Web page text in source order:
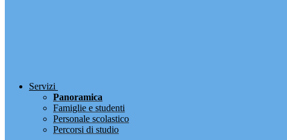
Servizi
Panoramica
Famiglie e studenti
Personale scolastico
Percorsi di studio